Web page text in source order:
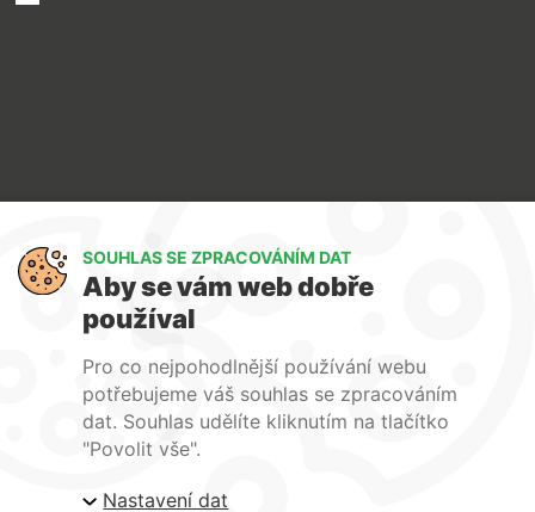
O nás
Kontakty
| ARTlighting.cz, Komenského 427 Újezd u Brna, 664
SOUHLAS SE ZPRACOVÁNÍM DAT
Aby se vám web dobře
používal
Pro co nejpohodlnější používání webu
potřebujeme váš souhlas se zpracováním
dat. Souhlas udělíte kliknutím na tlačítko
"Povolit vše".
Nastavení dat